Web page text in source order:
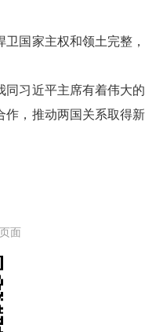
家主权和领土完整
近平主席有着伟大
，推动两国关系取得
面